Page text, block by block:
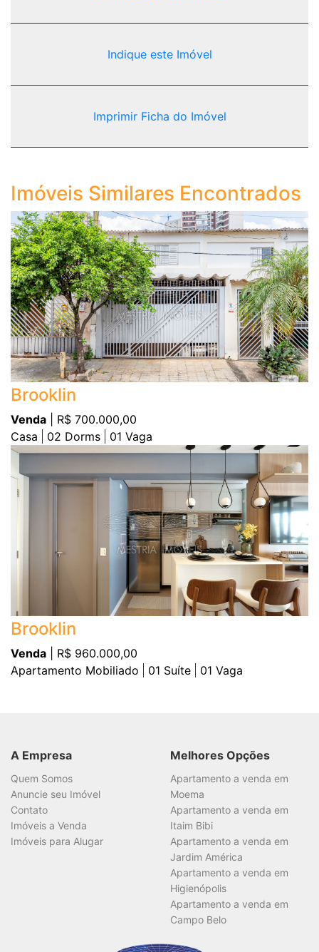
Indique este Imóvel
Imprimir Ficha do Imóvel
Imóveis Similares Encontrados
Brooklin
Venda | R$ 700.000,00
Casa
02 Dorms 01 Vaga
Brooklin
Venda | R$ 960.000,00
Apartamento Mobiliado
01 Suíte 01 Vaga
A Empresa
Quem Somos
Anuncie seu Imóvel
Contato
Imóveis a Venda
Imóveis para Alugar
Melhores Opções
Apartamento a venda em
Moema
Apartamento a venda em
Itaim Bibi
Apartamento a venda em
Jardim América
Apartamento a venda em
Higienópolis
Apartamento a venda em
Campo Belo